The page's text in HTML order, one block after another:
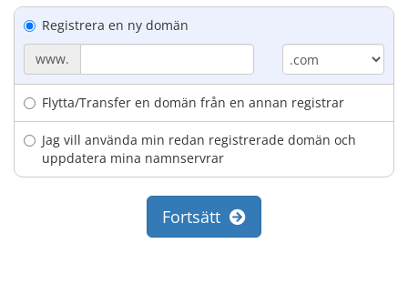
Registrera en ny domän
www.
Flytta/Transfer en domän från en annan registrar
Jag vill använda min redan registrerade domän och
uppdatera mina namnservrar
Fortsätt